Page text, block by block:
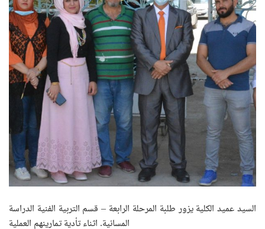
السيد عميد الكلية يزور طلبة المرحلة الرابعة – قسم التربية الفنية الدراسة
المسائية. اثناء تأدية تمارينهم العملية